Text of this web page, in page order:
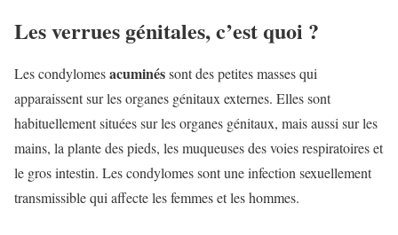
Les verrues génitales, c’est quoi ?
Les condylomesacuminéssont des petites masses qui
apparaissent sur les organes génitaux externes. Elles sont
habituellement situées sur les organes génitaux, mais aussi sur les
mains, la plante des pieds, les muqueuses des voies respiratoires et
le gros intestin. Les condylomes sont une infection sexuellement
transmissible qui affecte les femmes et les hommes.